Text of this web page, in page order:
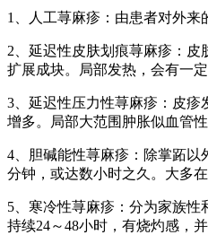
1、人工荨麻疹：由患者对外来
2、延迟性皮肤划痕荨麻疹：
扩展成块。局部发热，会有一定
3、延迟性压力性荨麻疹：皮疹
增多。局部大范围肿胀似血管
4、胆碱能性荨麻疹：除掌跖以
分钟，或达数小时之久。大多
5、寒冷性荨麻疹：分为家族
持续24～48小时，有烧灼感，